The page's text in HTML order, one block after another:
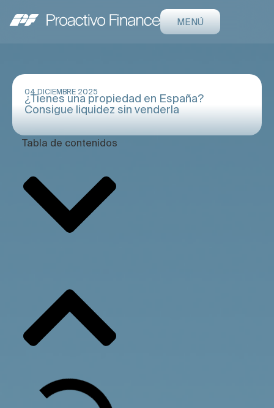
MENÚ
04 DICIEMBRE 2025
¿Tienes una propiedad en España?
Consigue liquidez sin venderla
Tabla de contenidos